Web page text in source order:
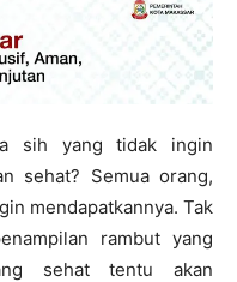
sih yang tidak ingin
sehat? Semua orang,
mendapatkannya. Tak
rambut yang
sehat tentu akan